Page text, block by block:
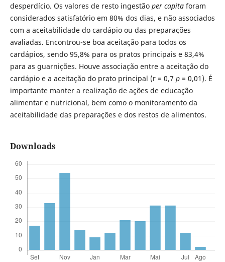
desperdício. Os valores de resto ingestão per capitaforam
considerados satisfatório em 80% dos dias, e não associados
com a aceitabilidade do cardápio ou das preparações
avaliadas. Encontrou-se boa aceitação para todos os
cardápios, sendo 95,8% para os pratos principais e 83,4%
para as guarnições. Houve associação entre a aceitação do
cardápio e a aceitação do prato principal (r = 0,7 p= 0,01). É
importante manter a realização de ações de educação
alimentar e nutricional, bem como o monitoramento da
aceitabilidade das preparações e dos restos de alimentos.
Downloads